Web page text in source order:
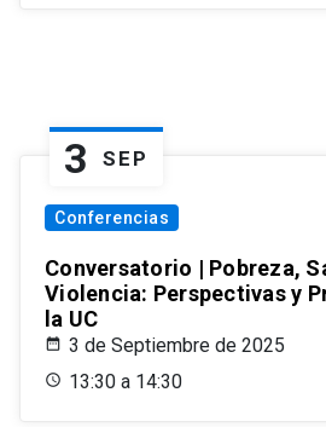
3 SEP
Conferencias
Conversatorio | Pobreza,
Violencia: Perspectivas y
la UC
3 de Septiembre de 2025
13:30 a 14:30